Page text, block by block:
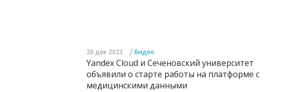
20 дек 2023 / Видео
Yandex Cloud и Сеченовский университет
объявили о старте работы на платформе с
медицинскими данными